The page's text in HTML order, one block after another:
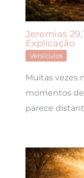
Jeremias
Explicação
Versículos
Muitas vezes
momentos
parece